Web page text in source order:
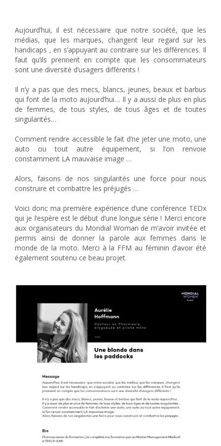
Aujourd’hui, il est nécessaire que notre société, que les
médias, que les marques, changent leur regard sur les
handicaps , en s’appuyant au contraire sur les différences. Il
faut qu’ils prennent en compte que les consommateurs
sont une diversité d’usagers différents !
Il n’y a pas que des mecs, blancs, jeunes, beaux et barbus
qui font de la moto aujourd’hui… Il y a aussi de plus en plus
de femmes, de tous styles, de tous âges et de toutes
singularités…
Comment rendre accessible le fait d’ne jeter une moto, une
auto ou tout autre équipement, si l’on renvoie
constamment LA mauvaise image …
Alors, faisons de nos singularités une force pour nous
construire et combattre les préjugés …
Voici donc ma première expérience d’une conférence TEDx
qui je l’espère est le début d’une longue série ! Merci encore
aux organisateurs du Mondial Woman de m’avoir invitée et
permis ainsi de donner la parole aux femmes dans le
monde de la moto. Merci à la FFM au féminin d’avoir été
également soutenu ce beau projet.